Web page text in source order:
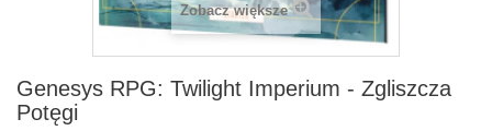
Zobacz większe
Genesys RPG: Twilight Imperium - Zgliszcza
Potęgi